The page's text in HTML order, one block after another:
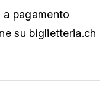
pagamento
su biglietteria.ch